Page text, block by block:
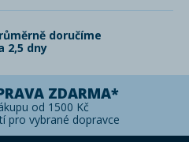
doručíme
2,5 dny
ZDARMA*
od 1500 Kč
pro vybrané dopravce